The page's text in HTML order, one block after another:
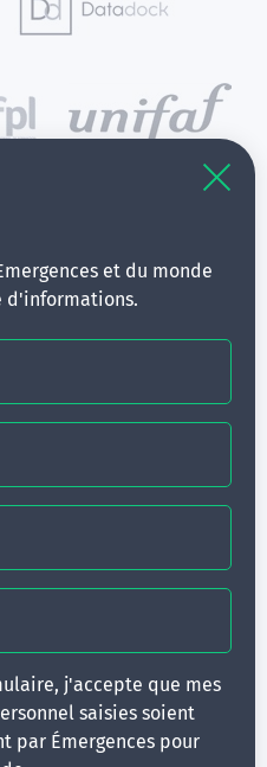
et du monde
d'informations.
j'accepte que mes
saisies soient
par Émergences pour